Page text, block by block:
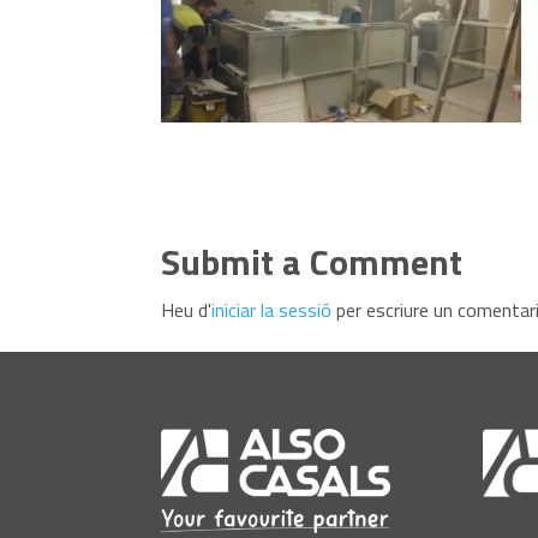
Submit a Comment
Heu d'iniciar la sessió per escriure un